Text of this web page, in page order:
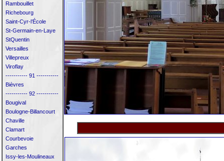
Rambouillet
Richebourg
Saint-Cyr-l’École
St-Germain-en-Laye
StQuentin
Versailles
Villepreux
Viroflay
----------- 91 -----------
Bièvres
----------- 92 -----------
Bougival
Boulogne-Billancourt
Chaville
Clamart
Courbevoie
Garches
Issy-les-Moulineaux